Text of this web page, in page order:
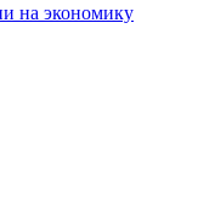
на экономику